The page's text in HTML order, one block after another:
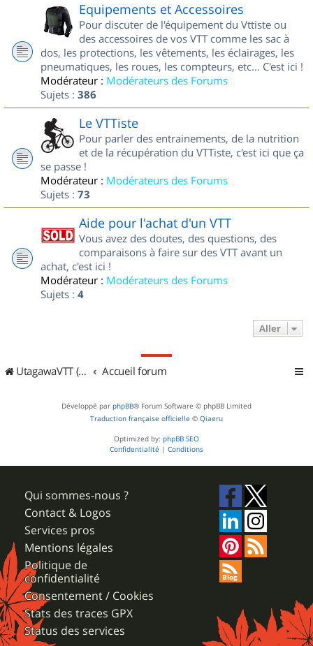
Equipements et Accessoires
Pour discuter de l'équipement du Vttiste ou
des accessoires de vos VTT comme les sac à
dos, les protections, les vêtements, les éclairages, les
pneumatiques, les roues, les compteurs, etc... C'est ici !
Modérateur : Modérateurs des Forums
Sujets : 386
Le VTTiste
Pour parler des entrainements, de la nutrition
et de la récupération du VTTiste, c'est ici que ça
se passe !
Modérateur : Modérateurs des Forums
Sujets : 73
Aide pour l'achat d'un VTT
Vous avez des doutes, des questions, des
comparaisons à faire sur des VTT avant un
achat, c'est ici !
Modérateur : Modérateurs des Forums
Sujets : 4
Aller
UtagawaVTT (Randos VTT et VTTAE avec traces GPS) Accueil forum
Développé par phpBB® Forum Software © phpBB Limited
Traduction française officielle © Qiaeru
Optimized by: phpBB SEO
Confidentialité | Conditions
Qui sommes-nous ?
Contact & Logos
Services pros
Mentions légales
Politique de
confidentialité
Consentement / Cookies
Stats des traces GPX
Status des services